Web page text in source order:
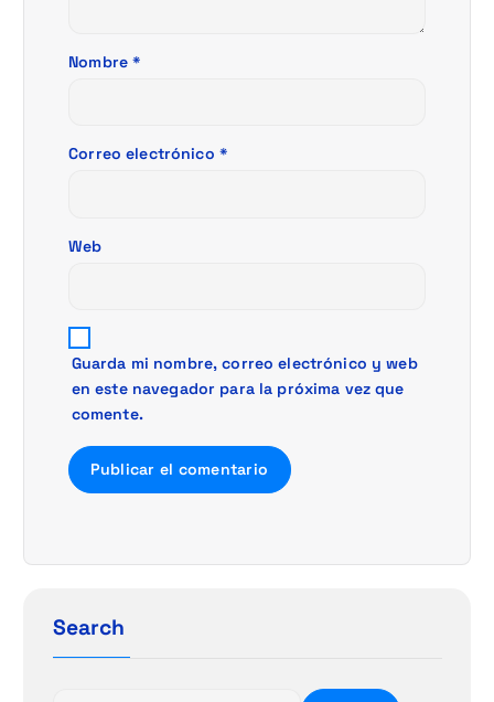
Nombre*
Correo electrónico *
Web
Guarda mi nombre, correo electrónico y web
en este navegador para la próxima vez que
comente.
Search